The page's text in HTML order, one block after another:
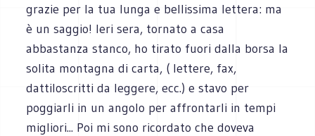
grazie per la tua lunga e bellissima lettera: ma
è un saggio! Ieri sera, tornato a casa
abbastanza stanco, ho tirato fuori dalla borsa la
solita montagna di carta, ( lettere, fax,
dattiloscritti da leggere, ecc.) e stavo per
poggiarli in un angolo per affrontarli in tempi
migliori... Poi mi sono ricordato che doveva